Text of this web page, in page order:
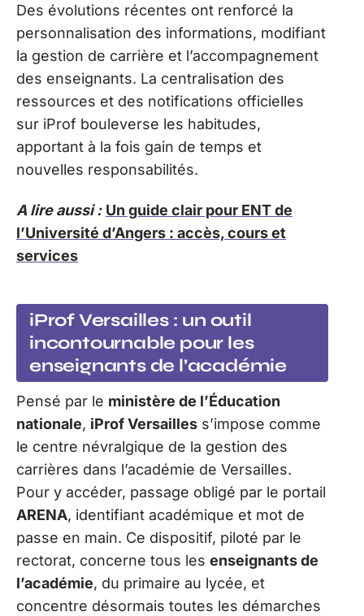
Des évolutions récentes ont renforcé la
personnalisation des informations, modifiant
la gestion de carrière et l’accompagnement
des enseignants. La centralisation des
ressources et des notifications officielles
sur iProf bouleverse les habitudes,
apportant à la fois gain de temps et
nouvelles responsabilités.
A lire aussi : Un guide clair pour ENT de
l’Université d’Angers : accès, cours et
services
iProf Versailles : un outil
incontournable pour les
enseignants de l’académie
Pensé par le ministère de l’Éducation
nationale, iProf Versailles s’impose comme
le centre névralgique de la gestion des
carrières dans l’académie de Versailles.
Pour y accéder, passage obligé par le portail
ARENA, identifiant académique et mot de
passe en main. Ce dispositif, piloté par le
rectorat, concerne tous les enseignants de
l’académie, du primaire au lycée, et
concentre désormais toutes les démarches